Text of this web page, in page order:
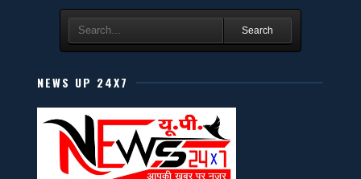
Search
NEWS UP 24X7